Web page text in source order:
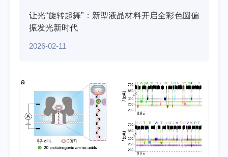
让光“旋转起舞”：新型液晶材料开启全彩色圆偏
振发光新时代
2026-02-11